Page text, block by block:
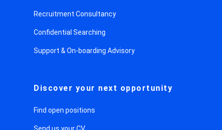
Recruitment Consultancy
Confidential Searching
Support & On-boarding Advisory
Discover your next opportunity
Find open positions